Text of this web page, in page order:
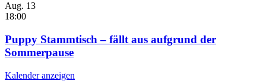
Aug. 13
18:00
Puppy Stammtisch – fällt aus aufgrund der
Sommerpause
Kalender anzeigen